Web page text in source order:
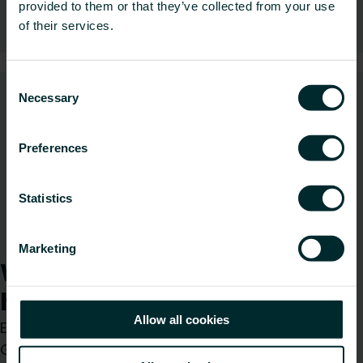
provided to them or that they’ve collected from your use
of their services.
Selection
Necessary
Preferences
Statistics
Marketing
Allow all cookies
Hydraulische Regelungen
Wie können wir Ihnen
helfen?
Egal, ob Sie Installateur, Architekt, Planer,
Großhändler oder Endverbraucher sind, treffen